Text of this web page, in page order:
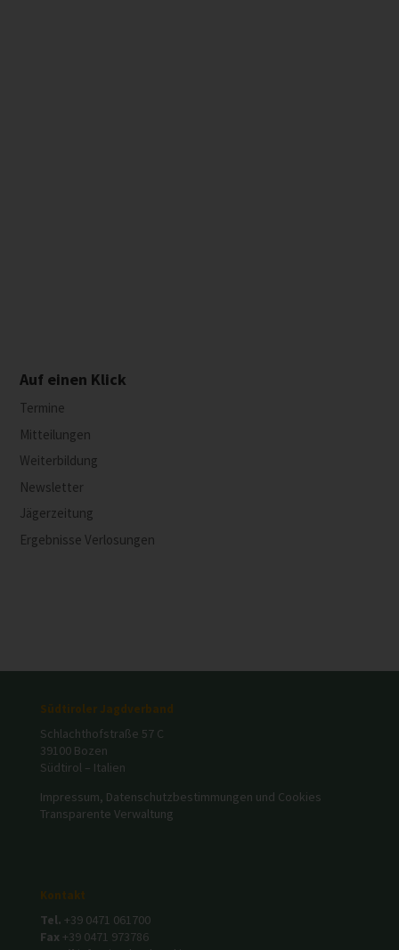
Auf einen Klick
Termine
Mitteilungen
Weiterbildung
Newsletter
Jägerzeitung
Ergebnisse Verlosungen
Südtiroler Jagdverband
Schlachthofstraße 57 C
39100 Bozen
Südtirol – Italien
Impressum, Datenschutzbestimmungen und Cookies
Transparente Verwaltung
Kontakt
Tel. +39 0471 061700
Fax +39 0471 973786